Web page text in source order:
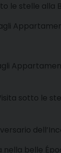
le stelle alla
sotto le
belle